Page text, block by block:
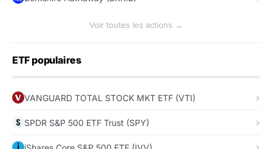
Voir toutes les actions →
ETF populaires
VANGUARD TOTAL STOCK MKT ETF (VTI)
SPDR S&P 500 ETF Trust (SPY)